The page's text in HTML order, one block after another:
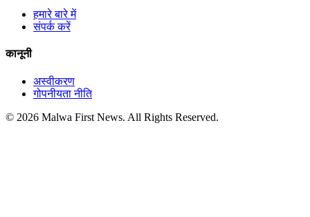
हमारे बारे में
संपर्क करें
कानूनी
अस्वीकरण
गोपनीयता नीति
© 2026 Malwa First News. All Rights Reserved.